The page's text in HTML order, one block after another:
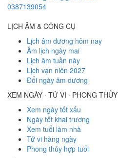
0387139054
LỊCH ÂM & CÔNG CỤ
Lịch âm dương hôm nay
Âm lịch ngày mai
Lịch âm tuần này
Lịch vạn niên 2027
Đổi ngày âm dương
XEM NGÀY · TỬ VI · PHONG THỦY
Xem ngày tốt xấu
Ngày tốt khai trương
Xem tuổi làm nhà
Tử vi hàng ngày
Phong thủy hợp tuổi